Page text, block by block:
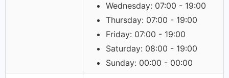
Wednesday: 07:00 - 19:00
Thursday: 07:00 - 19:00
Friday: 07:00 - 19:00
Saturday: 08:00 - 19:00
Sunday: 00:00 - 00:00